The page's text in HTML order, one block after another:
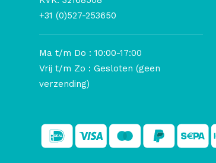
+31 (0)527-253650
Ma t/m Do : 10:00-17:00
Vrij t/m Zo : Gesloten (geen
verzending)